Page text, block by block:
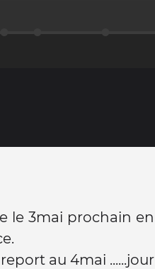
le 3mai prochain en
au 4mai ......jour